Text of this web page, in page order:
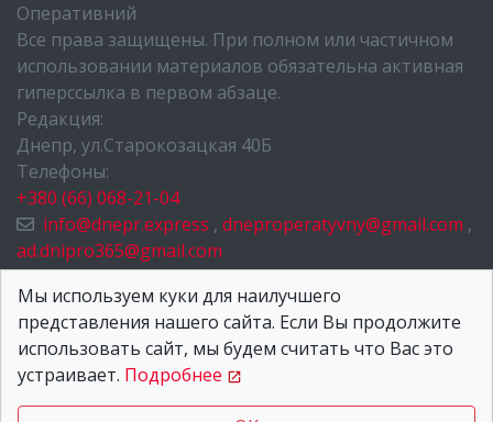
Оперативний
Все права защищены. При полном или частичном
использовании материалов обязательна активная
гиперссылка в первом абзаце.
Редакция:
Днепр, ул.Старокозацкая 40Б
Телефоны:
+380 (66) 068-21-04
info@dnepr.express , dneproperatyvny@gmail.com ,
ad.dnipro365@gmail.com
НОВОСТИ ДНЕПРА
О НАС
КОНТАКТЫ
Мы используем куки для наилучшего
представления нашего сайта. Если Вы продолжите
использовать сайт, мы будем считать что Вас это
устраивает. Подробнее